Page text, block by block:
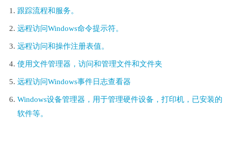
跟踪流程和服务。
远程访问Windows命令提示符。
远程访问和操作注册表值。
使用文件管理器，访问和管理文件和文件夹
远程访问Windows事件日志查看器
Windows设备管理器，用于管理硬件设备，打印机，已安装的
软件等。